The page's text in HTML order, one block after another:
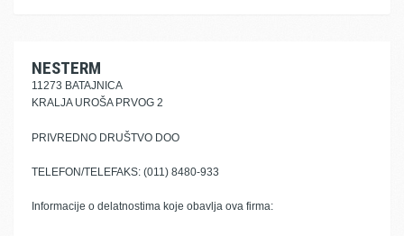
NESTERM
11273 BATAJNICA
KRALJA UROŠA PRVOG 2
PRIVREDNO DRUŠTVO DOO
TELEFON/TELEFAKS: (011) 8480-933
Informacije o delatnostima koje obavlja ova firma: